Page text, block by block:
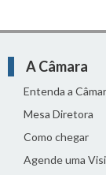
A Câmara
Entenda a
Mesa Diretora
Como chegar
Agende uma